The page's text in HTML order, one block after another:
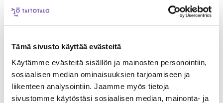
Tämä sivusto käyttää evästeitä
Käytämme evästeitä sisällön ja mainosten personointiin,
sosiaalisen median ominaisuuksien tarjoamiseen ja
liikenteen analysointiin. Jaamme myös tietoja
sivustomme käytöstäsi sosiaalisen median, mainonta- ja
aikaisempi pätevyys.
Muuta tärkeää tietoa
Kurssin hinta sisältää aamukahvin suolaisella,
lounaan sekä iltapäiväkahvin.
Kurssin kesto 1 päivä.